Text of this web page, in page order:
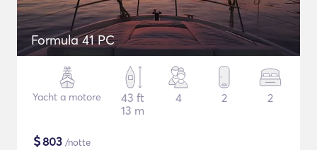
Formula 41 PC
Yacht a motore
43 ft
13 m
4 2 2
$803 /notte